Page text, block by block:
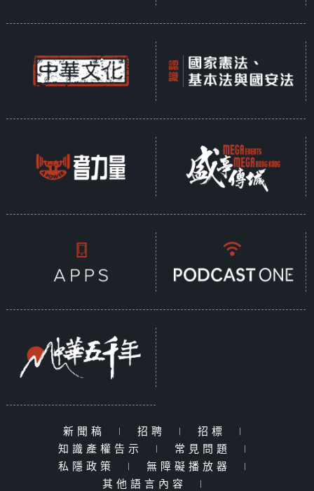
新聞稿 | 招聘 | 招標
|
知識產權告示
| 常見問題
|
私隱政策
| 無障礙播放器
|
其他語言內容
|